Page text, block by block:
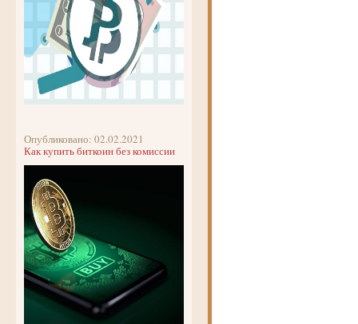
Опубликовано: 02.02.2021
Как купить биткоин без комиссии